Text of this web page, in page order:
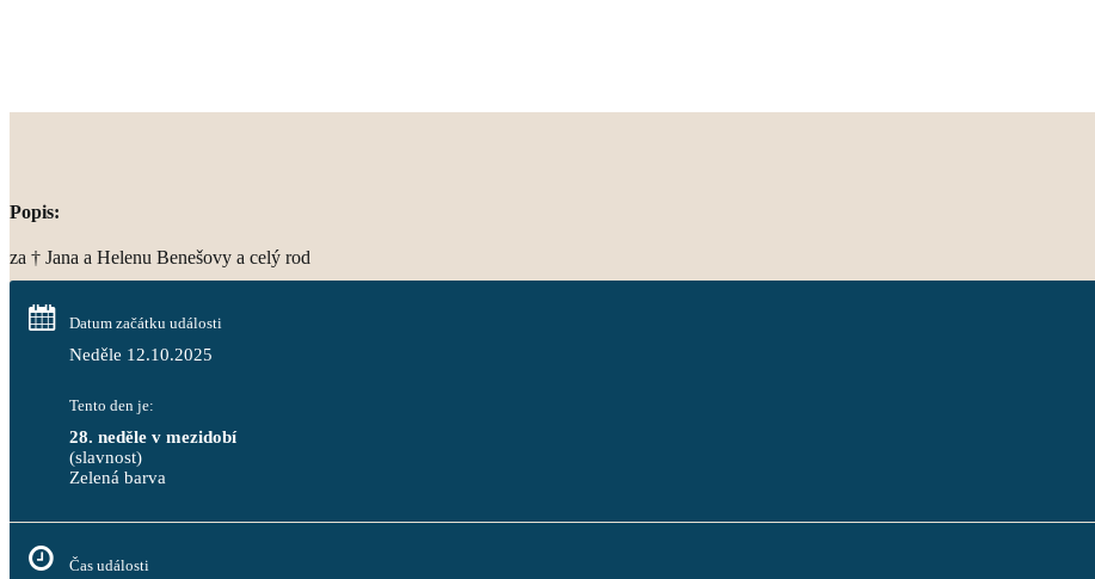
Popis:
za † Jana a Helenu Benešovy a celý rod
Datum začátku události
Neděle 12.10.2025
Tento den je:
28. neděle v mezidobí
(slavnost)
Zelená barva
Čas události